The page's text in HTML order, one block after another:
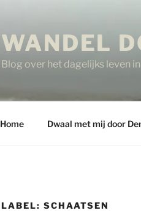
WANDEL
Blog over het dagelijks leven
Home Dwaal met mij door
LABEL: SCHAATSEN